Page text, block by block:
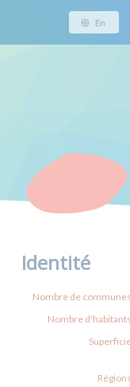
En
Identité
Nombre de
Nombre